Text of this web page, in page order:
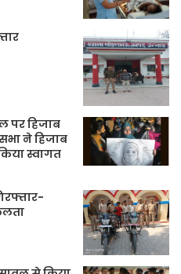
पर हिजाब
ने हिजाब
स्वागत